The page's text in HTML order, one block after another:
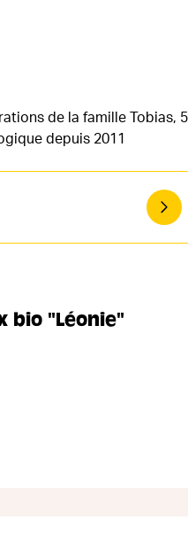
de la famille Tobias,
depuis 2011
bio "Léonie"